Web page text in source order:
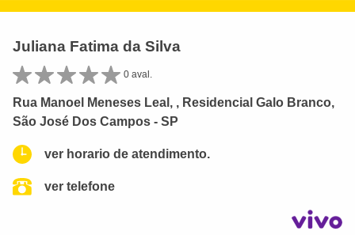
Juliana Fatima da Silva
0 aval.
Rua Manoel Meneses Leal, , Residencial Galo Branco,
São José Dos Campos - SP
ver horario de atendimento.
ver telefone